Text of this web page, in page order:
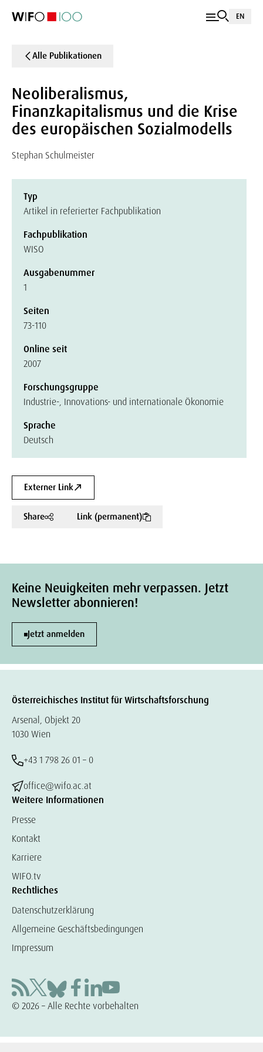
EN
Alle Publikationen
Neoliberalismus,
Finanzkapitalismus und die Krise
des europäischen Sozialmodells
Stephan Schulmeister
Typ
Artikel in referierter Fachpublikation
Fachpublikation
WISO
Ausgabenummer
1
Seiten
73-110
Online seit
2007
Forschungsgruppe
Industrie-, Innovations- und internationale Ökonomie
Sprache
Deutsch
Externer Link
Share Link (permanent)
Keine Neuigkeiten mehr verpassen. Jetzt
Newsletter abonnieren!
Jetzt anmelden
Österreichisches Institut für Wirtschaftsforschung
Arsenal, Objekt 20
1030 Wien
+43 1 798 26 01 – 0
office@wifo.ac.at
Weitere Informationen
Presse
Kontakt
Karriere
WIFO.tv
Rechtliches
Datenschutzerklärung
Allgemeine Geschäftsbedingungen
Impressum
© 2026 – Alle Rechte vorbehalten